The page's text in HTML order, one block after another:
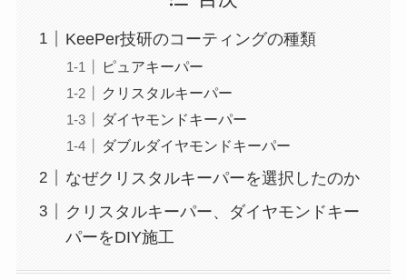
KeePer技研のコーティングの種類
ピュアキーパー
クリスタルキーパー
ダイヤモンドキーパー
ダブルダイヤモンドキーパー
なぜクリスタルキーパーを選択したのか
クリスタルキーパー、ダイヤモンドキー
パーをDIY施工